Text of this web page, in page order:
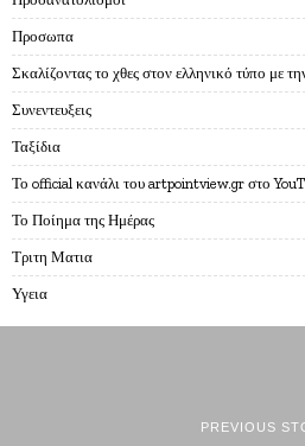
Προσωπα
Σκαλίζοντας το χθες στον ελληνικό τύπο με
Συνεντευξεις
Ταξίδια
Το official κανάλι του artpointview.gr στο
Το Ποίημα της Ημέρας
Τριτη Ματια
Υγεια
PREVIOUS